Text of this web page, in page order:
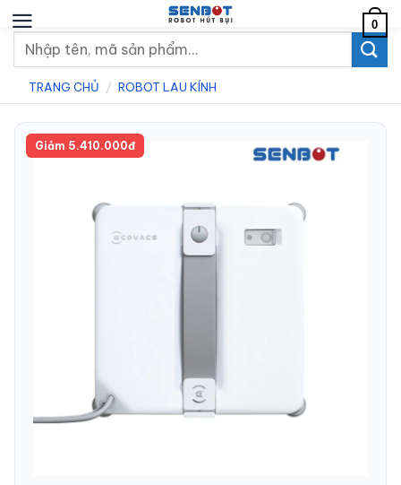
Chuyển
đến
0
Tìm
kiếm:
TRANG CHỦ / ROBOT LAU KÍNH
Giảm 5.410.000đ